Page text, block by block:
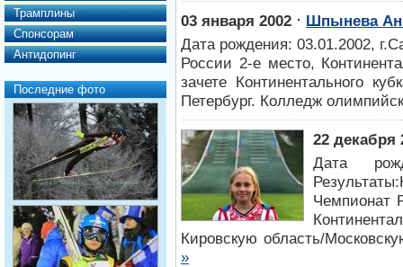
Трамплины
Спонсорам
Антидопинг
Последние фото
03 января 2002 ⋅ Шпынева
Дата рождения: 03.01.2002,
России 2-е место,
зачете Континентального
Петербург. Колледж
22 декабря
Дата
Чемпионат
Кировскую область/
»